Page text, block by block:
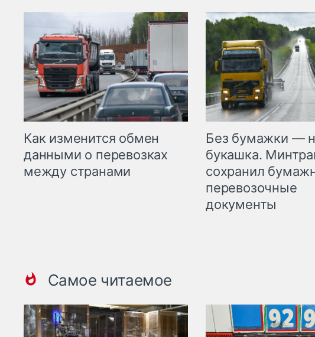
Как изменится обмен
данными о перевозках
между странами
Без бумажки —
букашка.
сохранил
перевозочные
документы
Самое читаемое